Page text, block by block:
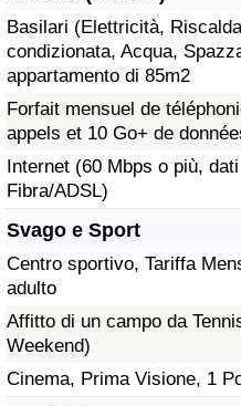
Basilari (Elettricità,
condizionata, Acqua,
appartamento di 85m2
Forfait mensuel de
appels et 10 Go+ de
Internet (60 Mbps o più,
Fibra/ADSL)
Svago e Sport
Centro sportivo, Tariffa
adulto
Affitto di un campo da
Weekend)
Cinema, Prima Visione, 1